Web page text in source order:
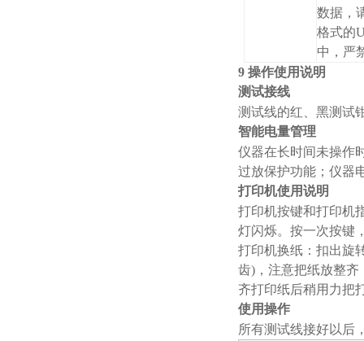
数据，
格式的
中，严
9 操作使用说明
测试接线
测试线的红、黑测试
智能电量管理
仪器在长时间未操作
过放保护功能；仪器
打印机使用说明
打印机按键和打印机
灯闪烁。按
打印机换纸：扣出旋
齿)，注意把纸放整
齐打印纸后稍用力把
使用操作
所有测试线接好以后